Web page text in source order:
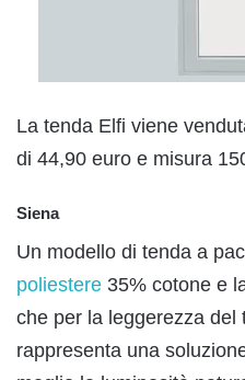
La tenda Elfi viene
di 44,90 euro e misura
Siena
Un modello di tenda a
poliestere 35% cotone e
che per la leggerezza
rappresenta una